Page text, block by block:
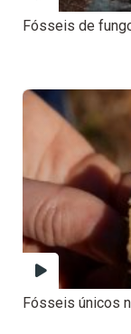
Fósseis de
Fósseis únicos